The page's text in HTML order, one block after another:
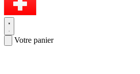
Votre panier